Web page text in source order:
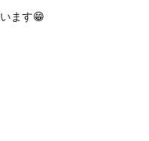
ます😁